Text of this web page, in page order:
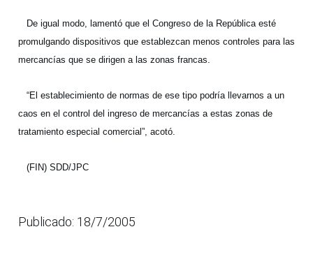
De igual modo, lamentó que el Congreso de la República esté
promulgando dispositivos que establezcan menos controles para las
mercancías que se dirigen a las zonas francas.
“El establecimiento de normas de ese tipo podría llevarnos a un
caos en el control del ingreso de mercancías a estas zonas de
tratamiento especial comercial”, acotó.
(FIN) SDD/JPC
Publicado: 18/7/2005